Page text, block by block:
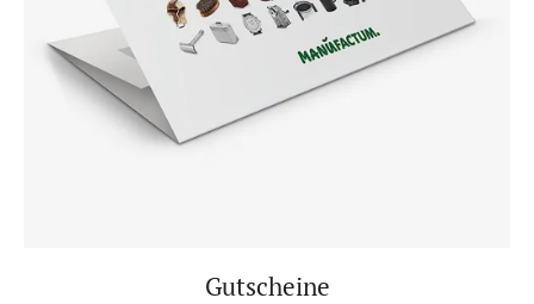
Gutscheine